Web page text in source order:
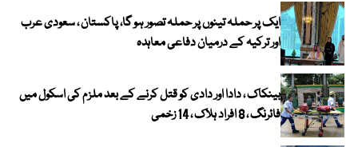
ایک پر حملہ تینوں پر حملہ تصور ہو گا، پاکستان ، سعودی عرب
اور ترکیہ کے درمیان دفاعی معاہدہ
بینکاک ، دادا اور دادی کو قتل کرنے کے بعد ملزم کی اسکول میں
فائرنگ ، 8 افراد ہلاک ، 14 زخمی